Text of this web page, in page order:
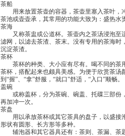
茶船
用来放置茶壶的容器，茶壶里塞入茶叶，
茶池或壶壶承，其常用的功能大致为：盛热水
茶海
又称茶盅或公道杯。茶壶内之茶汤浸泡至
滤网，以滤去茶渣、茶末。没有专用的茶海时
沉淀茶渣。
茶杯
茶杯的种类、大小应有尽有。喝不同的茶
茶杯，搭配起来也颇具美感。为便于欣赏茶
到“握”、“拿”舒服，“就口”舒适，“入口”顺畅。
盖碗
或称盖杯，分为茶碗、碗盖、托碟三部份
再加冲一次。
茶盘
用以承放茶杯或其它茶具的盘子，以盛接泡
形状有圆形、长方形等多种。
辅泡器和其它器具还有：茶则、茶漏、茶匙